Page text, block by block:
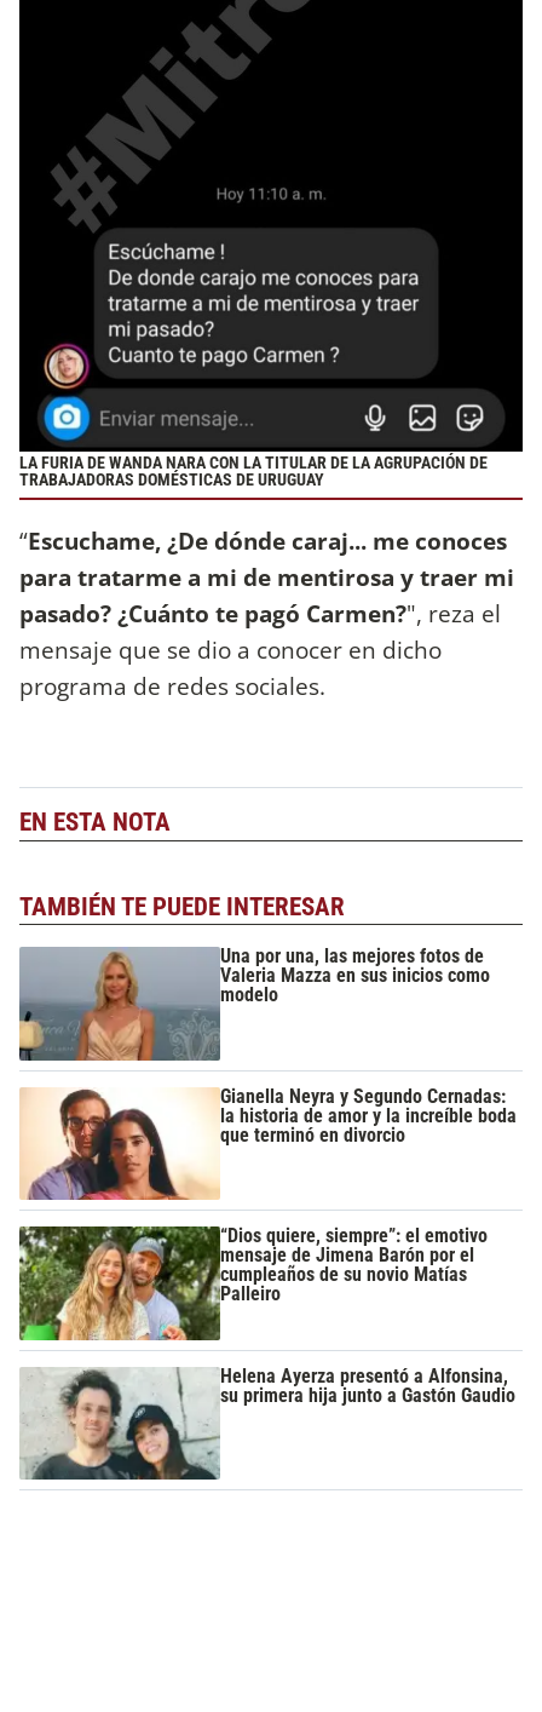
LA FURIA DE WANDA NARA CON LA TITULAR DE LA AGRUPACIÓN DE
TRABAJADORAS DOMÉSTICAS DE URUGUAY
“Escuchame, ¿De dónde caraj... me conoces
para tratarme a mi de mentirosa y traer mi
pasado? ¿Cuánto te pagó Carmen?", reza el
mensaje que se dio a conocer en dicho
programa de redes sociales.
EN ESTA NOTA
TAMBIÉN TE PUEDE INTERESAR
Una por una, las mejores fotos de
Valeria Mazza en sus inicios como
modelo
Gianella Neyra y Segundo Cernadas:
la historia de amor y la increíble boda
que terminó en divorcio
“Dios quiere, siempre”: el emotivo
mensaje de Jimena Barón por el
cumpleaños de su novio Matías
Palleiro
Helena Ayerza presentó a Alfonsina,
su primera hija junto a Gastón Gaudio